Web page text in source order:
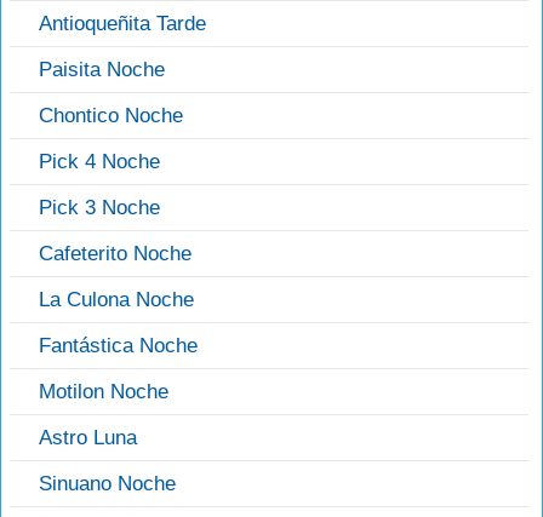
Antioqueñita Tarde
Paisita Noche
Chontico Noche
Pick 4 Noche
Pick 3 Noche
Cafeterito Noche
La Culona Noche
Fantástica Noche
Motilon Noche
Astro Luna
Sinuano Noche